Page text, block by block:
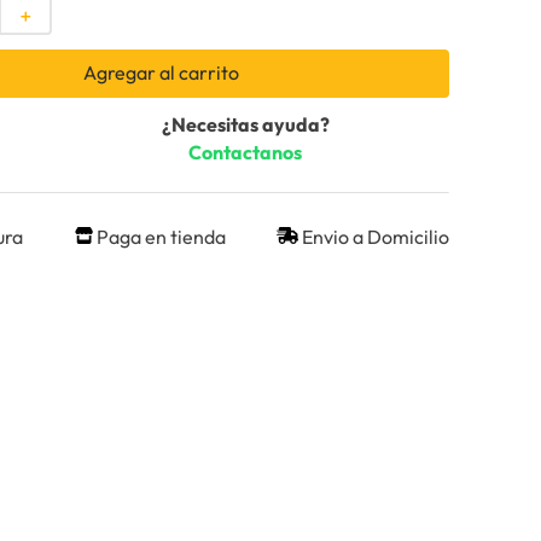
＋
Agregar al carrito
¿Necesitas ayuda?
Contactanos
Paga en tienda Envio a Domicilio